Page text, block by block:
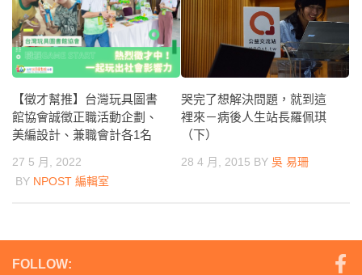
【徵才幫推】台灣玩具圖書
館協會誠徵正職活動企劃、
美編設計、兼職會計各1名
27 5 月, 2022
BY NPOST 編輯室
哭完了想解決問題，就到這
裡來－病後人生站長羅佩琪
（下）
28 4 月, 2015 BY 吳 易珊
FOLLOW: